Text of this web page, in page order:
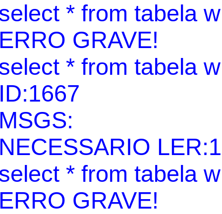
* from tabela
GRAVE!
* from tabela
* from tabela
GRAVE!